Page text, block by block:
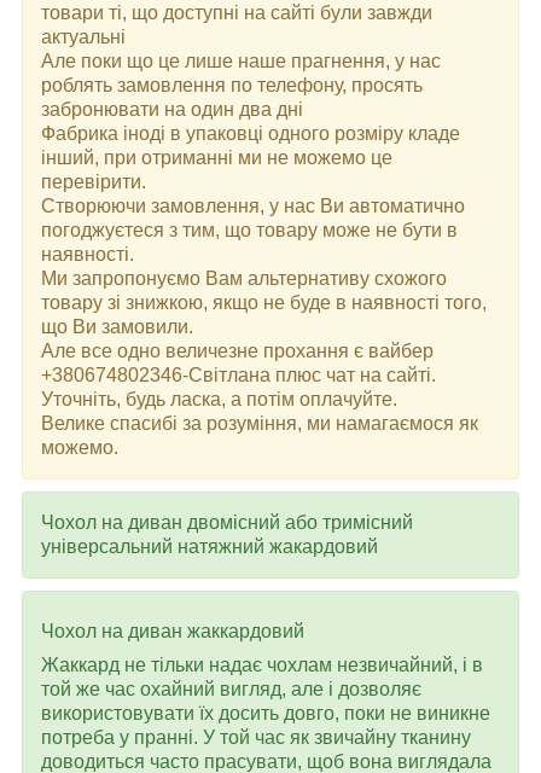
товари ті, що доступні на сайті були завжди
актуальні
Але поки що це лише наше прагнення, у нас
роблять замовлення по телефону, просять
забронювати на один два дні
Фабрика іноді в упаковці одного розміру кладе
інший, при отриманні ми не можемо це
перевірити.
Створюючи замовлення, у нас Ви автоматично
погоджуєтеся з тим, що товару може не бути в
наявності.
Ми запропонуємо Вам альтернативу схожого
товару зі знижкою, якщо не буде в наявності того,
що Ви замовили.
Але все одно величезне прохання є вайбер
+380674802346-Світлана плюс чат на сайті.
Уточніть, будь ласка, а потім оплачуйте.
Велике спасибі за розуміння, ми намагаємося як
можемо.
Чохол на диван двомісний або тримісний
універсальний натяжний жакардовий
Чохол на диван жаккардовий
Жаккард не тільки надає чохлам незвичайний, і в
той же час охайний вигляд, але і дозволяє
використовувати їх досить довго, поки не виникне
потреба у пранні. У той час як звичайну тканину
доводиться часто прасувати, щоб вона виглядала